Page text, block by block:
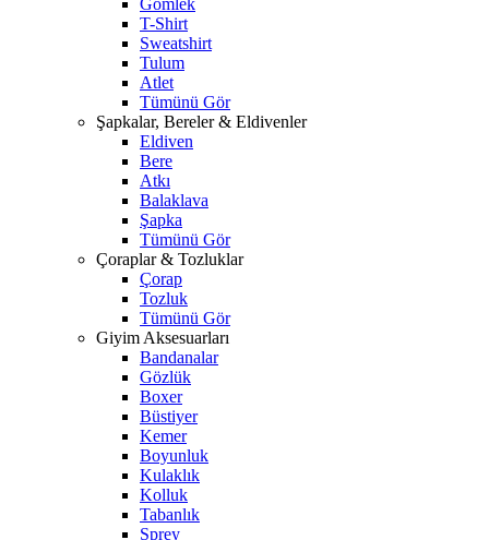
Gömlek
T-Shirt
Sweatshirt
Tulum
Atlet
Tümünü Gör
Şapkalar, Bereler & Eldivenler
Eldiven
Bere
Atkı
Balaklava
Şapka
Tümünü Gör
Çoraplar & Tozluklar
Çorap
Tozluk
Tümünü Gör
Giyim Aksesuarları
Bandanalar
Gözlük
Boxer
Büstiyer
Kemer
Boyunluk
Kulaklık
Kolluk
Tabanlık
Sprey